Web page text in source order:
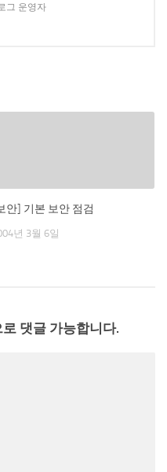
그 운영자
안] 기본 보안 점검
년 3월 6일
댓글 가능합니다.